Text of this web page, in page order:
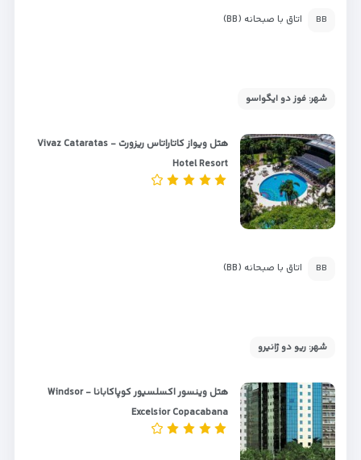
BB اتاق با صبحانه (BB)
شهر: فوز دو ایگواسو
هتل ویواز کاتاراتاس ریزورت - Vivaz Cataratas
Hotel Resort
BB اتاق با صبحانه (BB)
شهر: ريو دو ژانيرو
هتل وینسور اکسلسیور کوپاکابانا - Windsor
Excelsior Copacabana